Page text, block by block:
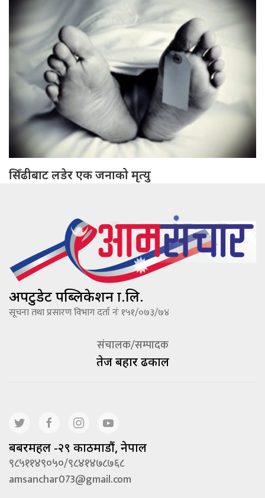
सिँढीबाट लडेर एक जनाको मृत्यु
अपटुडेट पब्लिकेशन प्रा.लि.
सूचना तथा प्रसारण विभाग दर्ता नंः १५१/०७३/७४
संचालक/सम्पादक
तेज बहादूर ढकाल
बबरमहल -२९ काठमाडौं, नेपाल
९८५११४९०५०/९८४१४७८७६८
amsanchar073@gmail.com